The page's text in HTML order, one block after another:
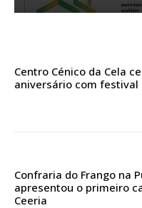
Escolha o
Centro Cénico da Cela
aniversário com festival
Confraria do Frango na
apresentou o primeiro
Ceeria